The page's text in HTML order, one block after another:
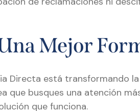
Mejor
Directa está transformando
que busques una atención
que funciona.